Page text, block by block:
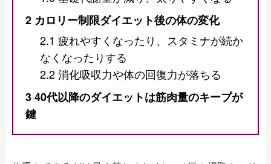
2 カロリー制限ダイエット後の体の変化
2.1 疲れやすくなったり、スタミナが続か
なくなったりする
2.2消化吸収力や体の回復力が落ちる
340代以降のダイエットは筋肉量のキープが
鍵